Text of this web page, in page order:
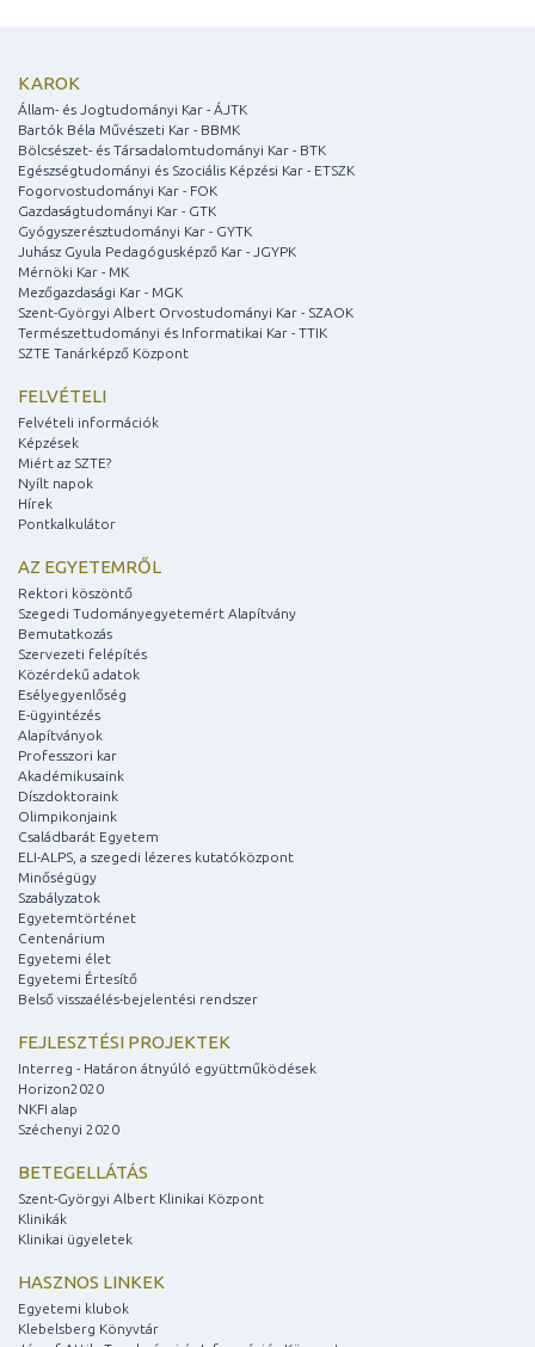
KAROK
Állam- és Jogtudományi Kar - ÁJTK
Bartók Béla Művészeti Kar - BBMK
Bölcsészet- és Társadalomtudományi Kar - BTK
Egészségtudományi és Szociális Képzési Kar - ETSZK
Fogorvostudományi Kar - FOK
Gazdaságtudományi Kar - GTK
Gyógyszerésztudományi Kar - GYTK
Juhász Gyula Pedagógusképző Kar - JGYPK
Mérnöki Kar - MK
Mezőgazdasági Kar - MGK
Szent-Györgyi Albert Orvostudományi Kar - SZAOK
Természettudományi és Informatikai Kar - TTIK
SZTE Tanárképző Központ
FELVÉTELI
Felvételi információk
Képzések
Miért az SZTE?
Nyílt napok
Hírek
Pontkalkulátor
AZ EGYETEMRŐL
Rektori köszöntő
Szegedi Tudományegyetemért Alapítvány
Bemutatkozás
Szervezeti felépítés
Közérdekű adatok
Esélyegyenlőség
E-ügyintézés
Alapítványok
Professzori kar
Akadémikusaink
Díszdoktoraink
Olimpikonjaink
Családbarát Egyetem
ELI-ALPS, a szegedi lézeres kutatóközpont
Minőségügy
Szabályzatok
Egyetemtörténet
Centenárium
Egyetemi élet
Egyetemi Értesítő
Belső visszaélés-bejelentési rendszer
FEJLESZTÉSI PROJEKTEK
Interreg - Határon átnyúló együttműködések
Horizon2020
NKFI alap
Széchenyi 2020
BETEGELLÁTÁS
Szent-Györgyi Albert Klinikai Központ
Klinikák
Klinikai ügyeletek
HASZNOS LINKEK
Egyetemi klubok
Klebelsberg Könyvtár